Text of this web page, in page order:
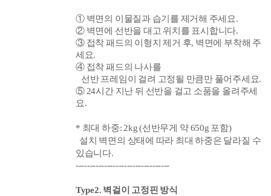
① 벽면의 이물질과 습기를 제거해 주세요.
② 벽면에 선반을 대고 위치를 표시합니다.
③ 접착 패드의 이형지 제거 후, 벽면에 부착해 주
세요.
④ 접착 패드의 나사를
선반 프레임이 걸려 고정될 만큼만 풀어주세요.
⑤ 24시간 지난 뒤 선반을 걸고 소품을 올려주세
요.
* 최대 하중: 2kg(선반무게 약 650g 포함)
설치 벽면의 상태에 따라 최대 하중은 달라질 수
있습니다.
---------------------------------
Type2. 벽걸이 고정핀 방식